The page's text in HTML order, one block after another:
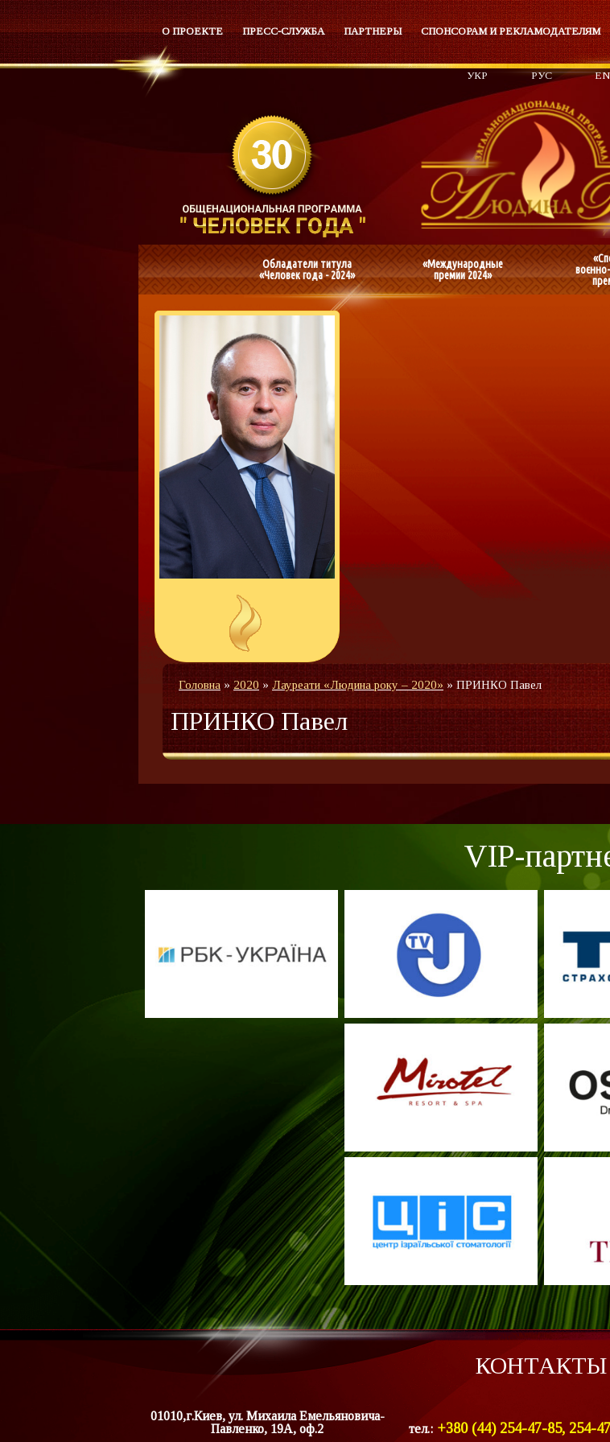
О ПРОЕКТЕ ПРЕСС-СЛУЖБА ПАРТНЕРЫ СПОНСОРАМ И РЕКЛАМОДАТЕЛЯМ
УКР РУС
Обладатели титула
«Человек года - 2024»
«Международные
премии 2024»
Головна» 2020 » Лауреати «Людина року – 2020» » ПРИНКО Павел
ПРИНКО Павел
VIP-
КОНТАКТЫ
01010,г.Киев, ул. Михаила Емельяновича-
Павленко, 19А, оф.2
тел.: +380 (44) 254-47-85, 254-